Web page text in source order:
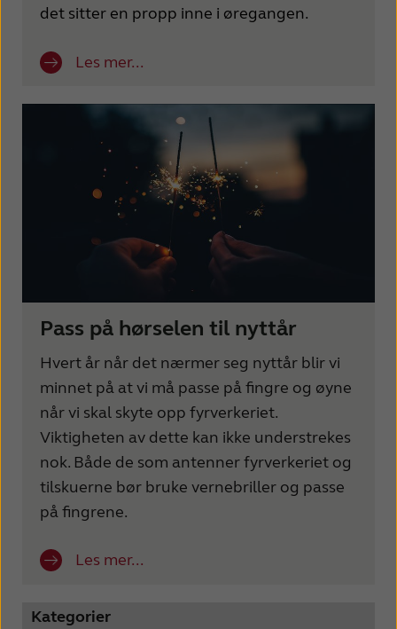
det sitter en propp inne i øregangen.
Les mer...
Pass på hørselen til nyttår
Hvert år når det nærmer seg nyttår blir vi
minnet på at vi må passe på fingre og øyne
når vi skal skyte opp fyrverkeriet.
Viktigheten av dette kan ikke understrekes
nok. Både de som antenner fyrverkeriet og
tilskuerne bør bruke vernebriller og passe
på fingrene.
Les mer...
Kategorier